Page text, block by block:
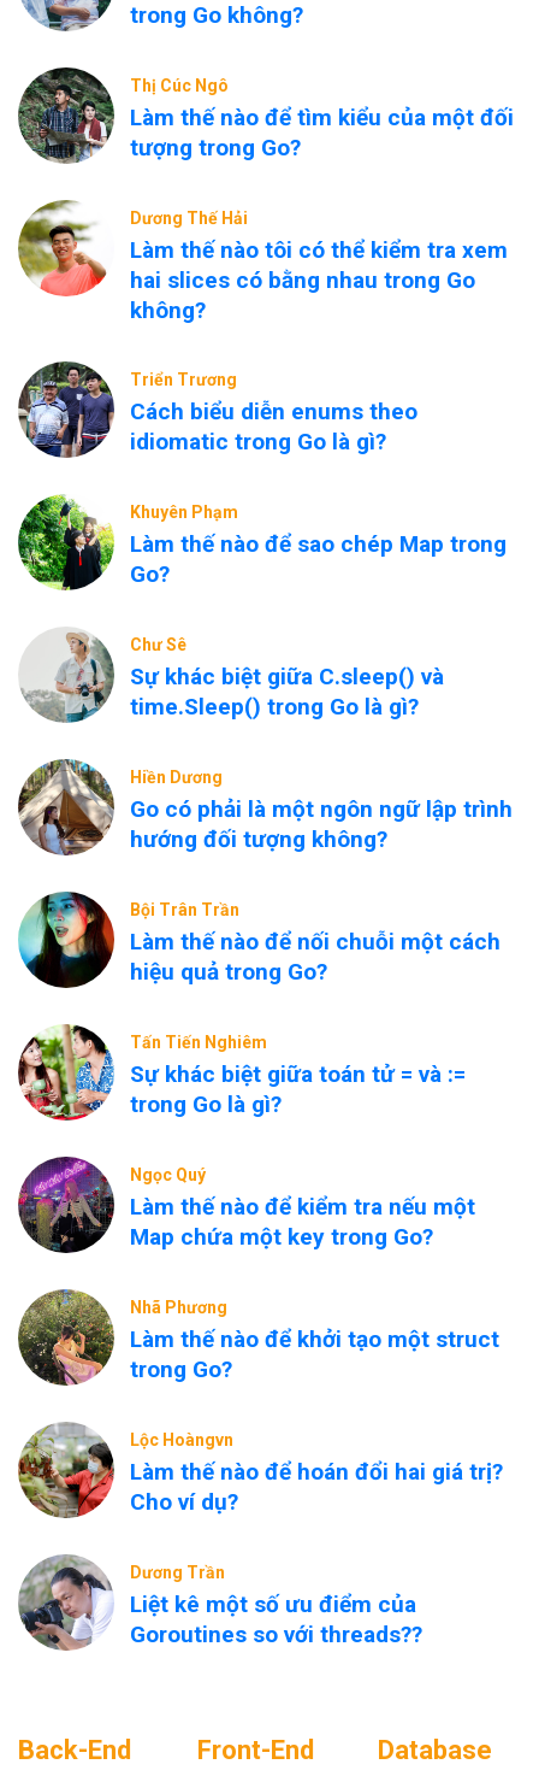
trong Go không?
Thị Cúc Ngô
Làm thế nào để tìm kiểu của một đối
tượng trong Go?
Dương Thế Hải
Làm thế nào tôi có thể kiểm tra xem
hai slices có bằng nhau trong Go
không?
Triển Trương
Cách biểu diễn enums theo
idiomatic trong Go là gì?
Khuyên Phạm
Làm thế nào để sao chép Map trong
Go?
Chư Sê
Sự khác biệt giữa C.sleep() và
time.Sleep() trong Go là gì?
Hiền Dương
Go có phải là một ngôn ngữ lập trình
hướng đối tượng không?
Bội Trân Trần
Làm thế nào để nối chuỗi một cách
hiệu quả trong Go?
Tấn Tiến Nghiêm
Sự khác biệt giữa toán tử = và :=
trong Go là gì?
Ngọc Quý
Làm thế nào để kiểm tra nếu một
Map chứa một key trong Go?
Nhã Phương
Làm thế nào để khởi tạo một struct
trong Go?
Lộc Hoàngvn
Làm thế nào để hoán đổi hai giá trị?
Cho ví dụ?
Dương Trần
Liệt kê một số ưu điểm của
Goroutines so với threads??
Back-End Front-End Database